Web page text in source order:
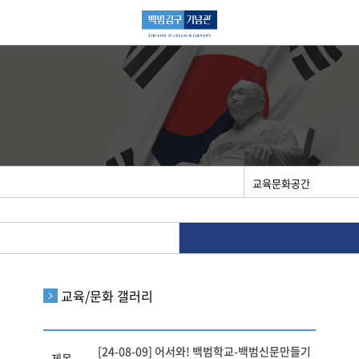
교육/문화 갤러리
[24-08-09] 어서와! 백범학교-백범신문만들기